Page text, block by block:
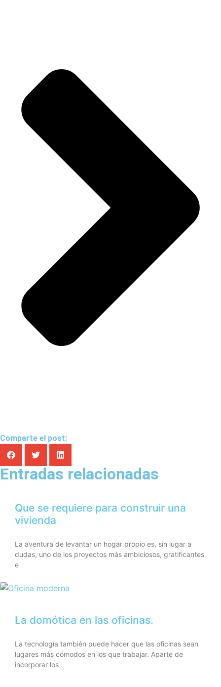
Comparte el post:
Entradas relacionadas
Que se requiere para construir una
vivienda
La aventura de levantar un hogar propio es, sin lugar a
dudas, uno de los proyectos más ambiciosos, gratificantes
e
La domótica en las oficinas.
La tecnología también puede hacer que las oficinas sean
lugares más cómodos en los que trabajar. Aparte de
incorporar los